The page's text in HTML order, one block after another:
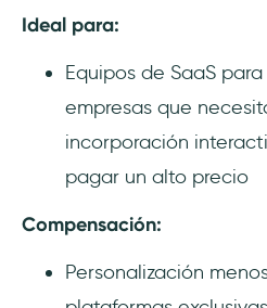
Ideal para:
Equipos de SaaS
empresas que
incorporación
pagar un alto precio
Compensación:
Personalización